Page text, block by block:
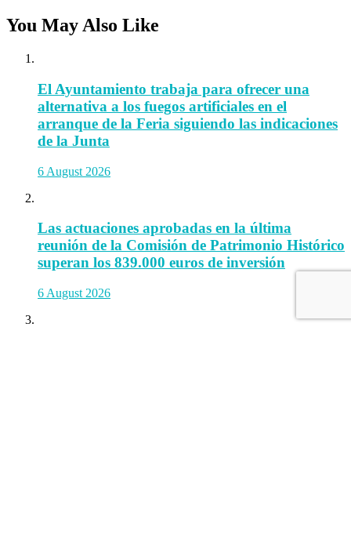
You May Also Like
El Ayuntamiento trabaja para ofrecer una
alternativa a los fuegos artificiales en el
arranque de la Feria siguiendo las indicaciones
de la Junta
6 August 2026
Las actuaciones aprobadas en la última
reunión de la Comisión de Patrimonio Histórico
superan los 839.000 euros de inversión
6 August 2026